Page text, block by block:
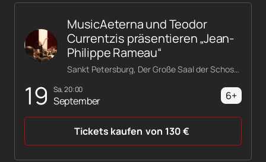
19 Sa, 20:00
September
MusicAeterna und Teodor
Currentzis präsentieren „Jean-
Philippe Rameau“
Sankt Petersburg, Der Große Saal der Schostakowitsch-Philharmonie
6+
Tickets kaufen von 130€